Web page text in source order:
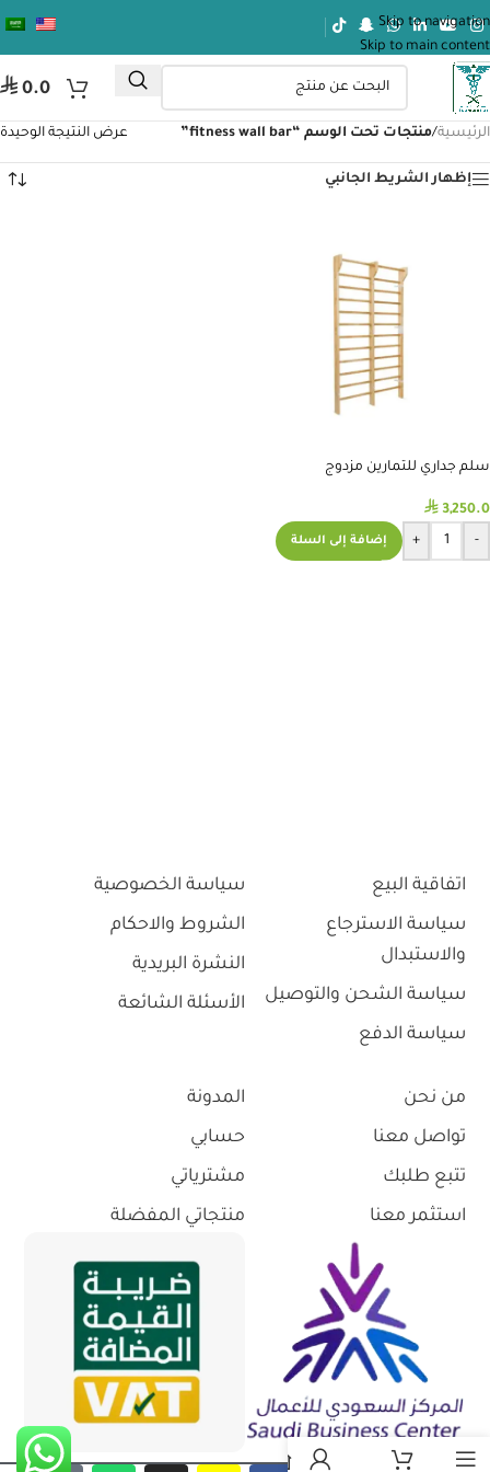
Skip to navigation
Skip to main content
⃁ 0.0
الرئيسية/منتجات تحت الوسم “fitness wall bar” عرض النتيجة الوحيدة
إظهار الشريط الجانبي
سلم جداري للتمارين مزدوج
⃁ 3,250.0
-
+ إضافة إلى السلة
اتفاقية البيع
سياسة الاسترجاع
والاستبدال
سياسة الشحن والتوصيل
سياسة الدفع
سياسة الخصوصية
الشروط والاحكام
النشرة البريدية
الأسئلة الشائعة
من نحن
تواصل معنا
تتبع طلبك
استثمر معنا
المدونة
حسابي
مشترياتي
منتجاتي المفضلة